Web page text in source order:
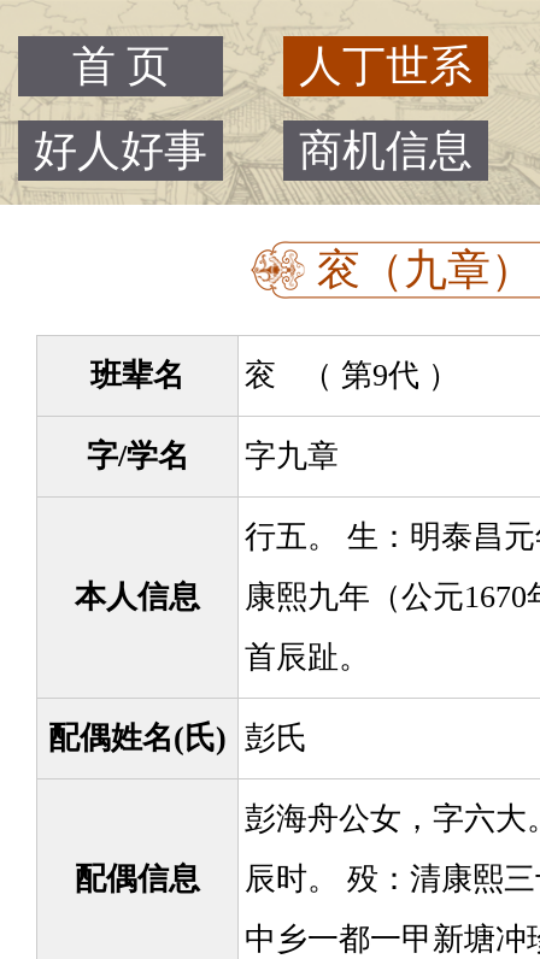
首 页
人丁世系
好人好事
商机信息
衮（九章
班辈名 衮 （ 第9代 ）
字/学名 字九章
本人信息
行五。 生：明泰昌
康熙九年（公元
首辰趾。
配偶姓名(氏) 彭氏
配偶信息
彭海舟公女，字六大
辰时。 殁：清康熙
中乡一都一甲新塘冲